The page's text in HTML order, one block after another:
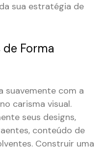
sua estratégia de
Forma
suavemente com a
carisma visual.
seus designs,
conteúdo de
Construir uma